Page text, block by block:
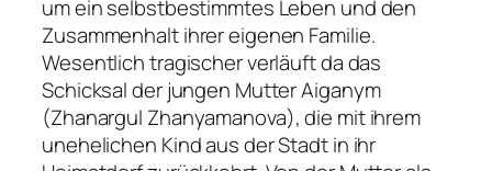
um ein selbstbestimmtes Leben und den
Zusammenhalt ihrer eigenen Familie.
Wesentlich tragischer verläuft da das
Schicksal der jungen Mutter Aiganym
(Zhanargul Zhanyamanova), die mit ihrem
unehelichen Kind aus der Stadt in ihr